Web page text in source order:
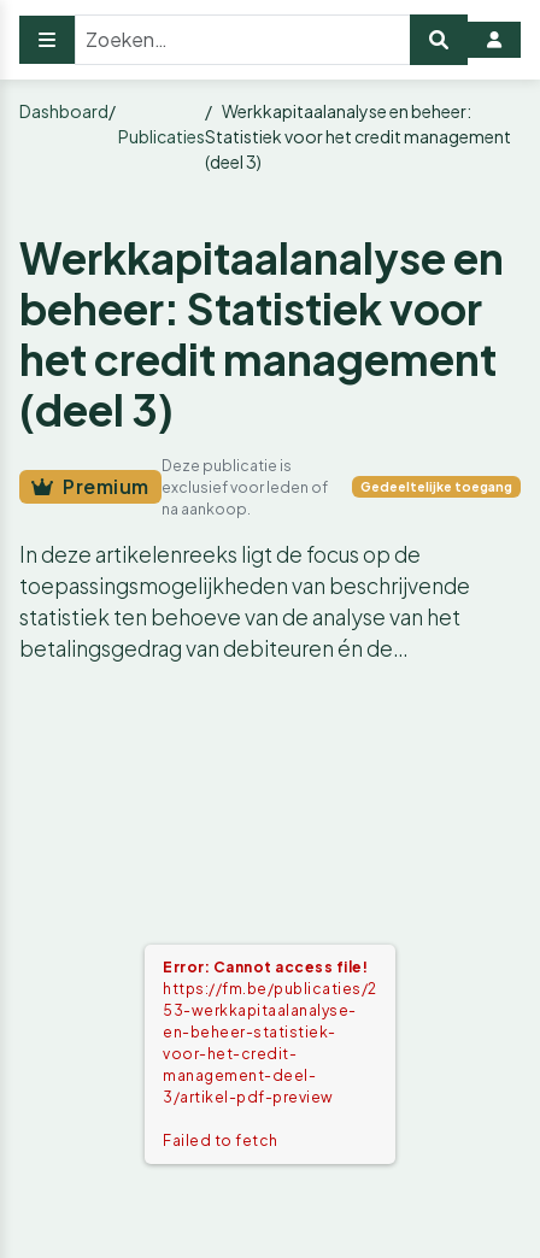
Dashboard
Publicaties
Werkkapitaalanalyse en beheer:
Statistiek voor het credit management
(deel 3)
Werkkapitaalanalyse en
beheer: Statistiek voor
het credit management
(deel 3)
Premium
Deze publicatie is
exclusief voor leden of
na aankoop.
Gedeeltelijke toegang
In deze artikelenreeks ligt de focus op de
toepassingsmogelijkheden van beschrijvende
statistiek ten behoeve van de analyse van het
betalingsgedrag van debiteuren én de…
Error: Cannot access file!
https://fm.be/publicaties/2
53-werkkapitaalanalyse-
en-beheer-statistiek-
voor-het-credit-
management-deel-
3/artikel-pdf-preview
Failed to fetch